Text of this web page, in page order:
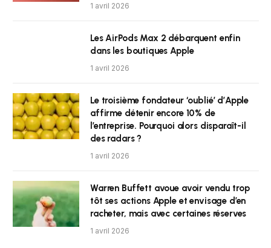
1 avril 2026
Les AirPods Max 2 débarquent enfin
dans les boutiques Apple
1 avril 2026
Le troisième fondateur ‘oublié’ d’Apple
affirme détenir encore 10% de
l’entreprise. Pourquoi alors disparaît-il
des radars ?
1 avril 2026
Warren Buffett avoue avoir vendu trop
tôt ses actions Apple et envisage d’en
racheter, mais avec certaines réserves
1 avril 2026